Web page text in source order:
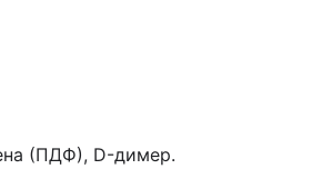
(ПДФ), D-димер.